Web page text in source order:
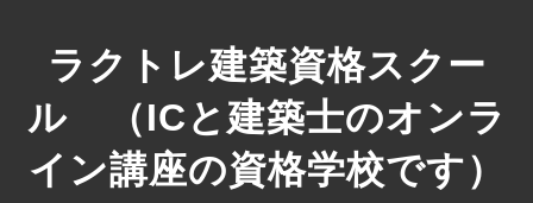
ラクトレ建築資格スクー
ル （ICと建築士のオンラ
イン講座の資格学校です）